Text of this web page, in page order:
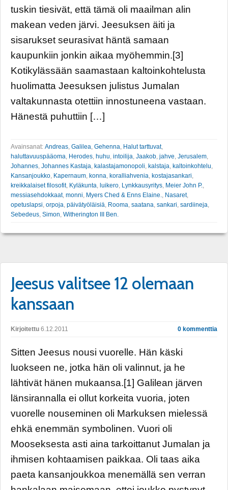
tuskin tiesivät, että tämä oli maailman alin
makean veden järvi. Jeesuksen äiti ja
sisarukset seurasivat häntä samaan
kaupunkiin jonkin aikaa myöhemmin.[3]
Kotikylässään saamastaan kaltoinkohtelusta
huolimatta Jeesuksen julistus Jumalan
valtakunnasta otettiin innostuneena vastaan.
Hänestä puhuttiin […]
Avainsanat: Andreas Galilea Gehenna Halut tarttuvat,
haluttavuuspääoma Herodes huhu intoilija Jaakob jahve Jerusalem
Johannes Johannes Kastaja kalastajamonopoli kalstaja kaltoinkohtelu
Kansanjoukko Kapernaum konna koralliahvenia kostajasankari
kreikkalaiset filosofit, Kyläkunta luikero Lynkkausyritys Meier John P.
messiasehdokkaat, monni Myers Ched & Enns Elaine. Nasaret,
opetuslapsi orpoja päivätyöläisiä Rooma saatana sankari sardiineja
Sebedeus Simon Witherington III Ben.
Jeesus valitsee 12 olemaan
kanssaan
Kirjoitettu 6.12.2011 0 kommenttia
Sitten Jeesus nousi vuorelle. Hän käski
luokseen ne, jotka hän oli valinnut, ja he
lähtivät hänen mukaansa.[1] Galilean järven
länsirannalla ei ollut korkeita vuoria, joten
vuorelle nouseminen oli Markuksen mielessä
ehkä enemmän symbolinen. Vuori oli
Mooseksesta asti aina tarkoittanut Jumalan ja
ihmisen kohtaamisen paikkaa. Oli taas aika
paeta kansanjoukkoa menemällä sen verran